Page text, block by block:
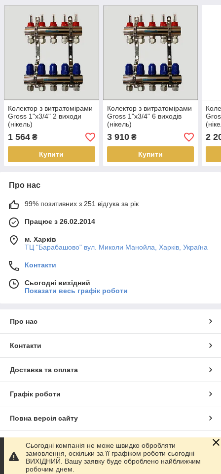
Колектор з витратомірами
Gross 1"х3/4" 2 виходи
(нікель)
1 564 ₴
Купити
Колектор з витратомірами
Gross 1"х3/4" 6 виходів
(нікель)
3 910₴
Купити
2
Про нас
99% позитивних з 251 відгука за рік
Працює з 26.02.2014
м. Харків
ТЦ "Барабашово" вул. Миколи Манойла, Харків, Україна
Контакти
Сьогодні вихідний
Показати весь графік роботи
Про нас
Контакти
Доставка та оплата
Графік роботи
Повна версія сайту
Сайт створено на маркетплейсіProm.ua
Політика конфіденційності
Сьогодні компанія не може швидко обробляти
замовлення, оскільки за її графіком роботи сьогодні
ВИХІДНИЙ. Вашу заявку буде оброблено найближчим
робочим днем.